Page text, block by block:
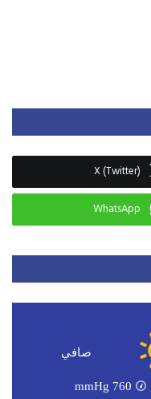
X (Twitter)
WhatsApp
صافي
760
mmHg